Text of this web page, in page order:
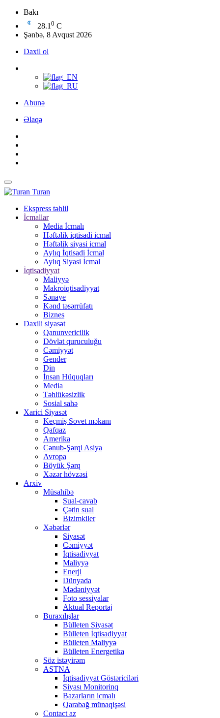
Bakı
28.1 0 C
Şənbə, 8 Avqust 2026
Daxil ol
Abunə
Əlaqə
Turan
Ekspress təhlil
İcmallar
Media İcmalı
Həftəlik iqtisadi icmal
Həftəlik siyasi icmal
Aylıq İqtisadi İcmal
Aylıq Siyasi İcmal
İqtisadiyyat
Maliyyə
Makroiqtisadiyyat
Sənaye
Kənd təsərrüfatı
Biznes
Daxili siyasət
Qanunvericilik
Dövlət quruculuğu
Cəmiyyət
Gender
Din
İnsan Hüquqları
Media
Təhlükəsizlik
Sosial sahə
Xarici Siyasət
Keçmiş Sovet məkanı
Qafqaz
Amerika
Cənub-Şərqi Asiya
Avropa
Böyük Şərq
Xəzər hövzəsi
Arxiv
Müsahibə
Sual-cavab
Çətin sual
Bizimkiler
Xəbərlər
Siyasət
Cəmiyyət
İqtisadiyyat
Maliyyə
Enerji
Dünyada
Mədəniyyət
Foto sessiyalar
Aktual Reportaj
Buraxılışlar
Bülleten Siyasət
Bülleten İqtisadiyyat
Bülleten Maliyyə
Bülleten Energetika
Söz istəyirəm
ASTNA
İqtisadiyyat Göstəriciləri
Siyası Monitorinq
Bazarların icmalı
Qarabağ münaqişəsi
Contact az